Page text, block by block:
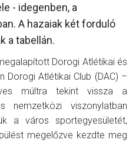
- idegenben, a
A hazaiak két forduló
a tabellán.
Dorogi Atlétikai és
Dorogi Atlétikai Club (DAC) –
múltra tekint vissza a
nemzetközi viszonylatban
a város sportegyesületét,
megelőzve kezdte meg